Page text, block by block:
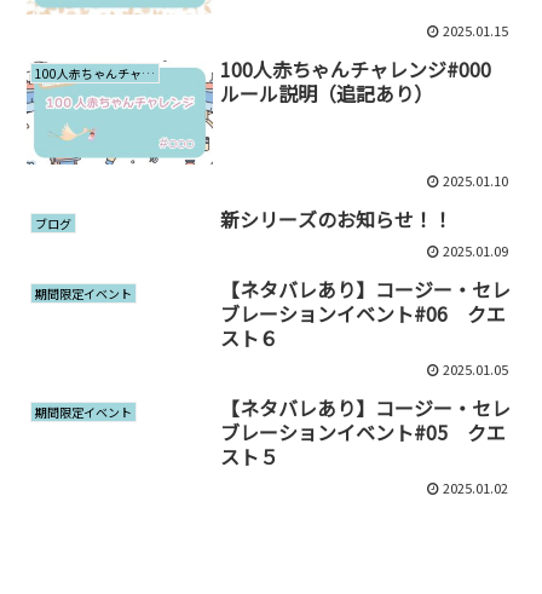
2025.01.15
100人赤ちゃんチャレンジ
100人赤ちゃんチャレンジ#000
ルール説明（追記あり）
2025.01.10
ブログ 新シリーズのお知らせ！！
2025.01.09
期間限定イベント
【ネタバレあり】コージー・セレ
ブレーションイベント#06 クエ
スト６
2025.01.05
期間限定イベント
【ネタバレあり】コージー・セレ
ブレーションイベント#05 クエ
スト５
2025.01.02